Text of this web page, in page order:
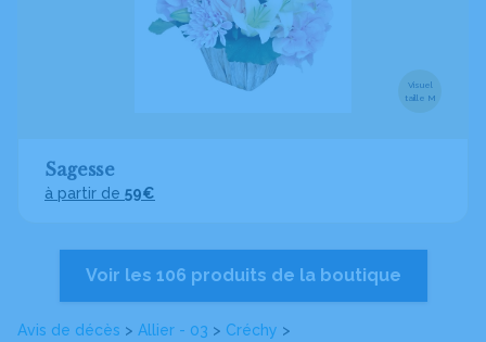
Avis de décès > Allier - 03 > Créchy >
Visuel
taille M
Sagesse
à partir de 59€
Voir les 106 produits de la boutique